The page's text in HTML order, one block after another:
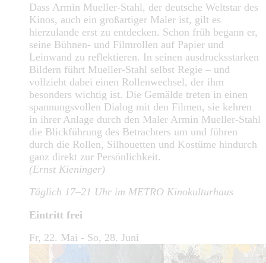
Dass Armin Mueller-Stahl, der deutsche Weltstar des
Kinos, auch ein großartiger Maler ist, gilt es
hierzulande erst zu entdecken. Schon früh begann er,
seine Bühnen- und Filmrollen auf Papier und
Leinwand zu reflektieren. In seinen ausdrucksstarken
Bildern führt Mueller-Stahl selbst Regie – und
vollzieht dabei einen Rollenwechsel, der ihm
besonders wichtig ist. Die Gemälde treten in einen
spannungsvollen Dialog mit den Filmen, sie kehren
in ihrer Anlage durch den Maler Armin Mueller-Stahl
die Blickführung des Betrachters um und führen
durch die Rollen, Silhouetten und Kostüme hindurch
ganz direkt zur Persönlichkeit.
(Ernst Kieninger)
Täglich 17–21 Uhr im METRO Kinokulturhaus
Eintritt frei
Fr, 22. Mai - So, 28. Juni